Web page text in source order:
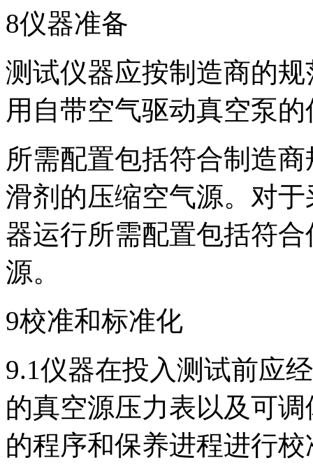
8仪器准备
测试仪器应按制造商的
用自带空气驱动真空泵
所需配置包括符合制造
滑剂的压缩空气源。对
器运行所需配置包括符
源。
9校准和标准化
9.1仪器在投入测试前应
的真空源压力表以及可
的程序和保养进程进行校